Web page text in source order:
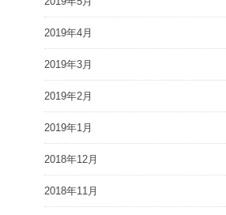
2019年4月
2019年3月
2019年2月
2019年1月
2018年12月
2018年11月